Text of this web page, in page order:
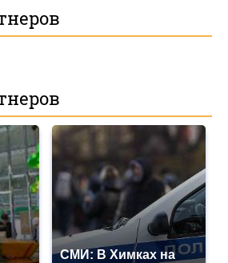
СМИ: В Химках на